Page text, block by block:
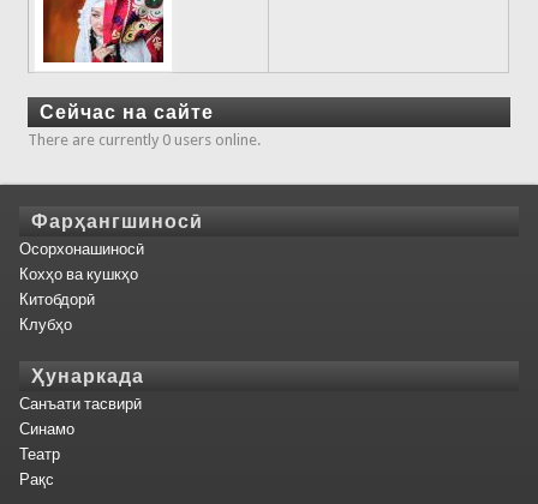
Сейчас на сайте
There are currently 0 users online.
Фарҳангшиносӣ
Осорхонашиносӣ
Кохҳо ва кушкҳо
Китобдорӣ
Клубҳо
Ҳунаркада
Санъати тасвирӣ
Синамо
Театр
Рақс